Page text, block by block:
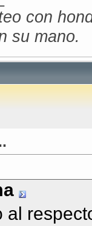
con
su mano.
al